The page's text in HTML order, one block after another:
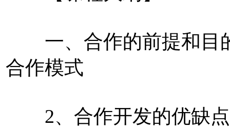
一、合作的前提和目
合作模式
2、合作开发的优缺点